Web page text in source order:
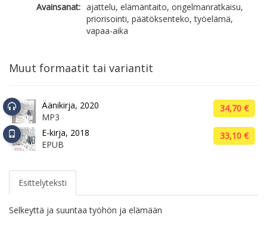
Avainsanat: ajattelu, elämäntaito, ongelmanratkaisu,
priorisointi, päätöksenteko, työelämä,
vapaa-aika
Muut formaatit tai variantit
Äänikirja, 2020
MP3
34,70 €
E-kirja, 2018
EPUB
33,10 €
Esittelyteksti
Selkeyttä ja suuntaa työhön ja elämään